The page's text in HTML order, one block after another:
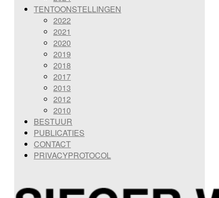
TENTOONSTELLINGEN
2022
2021
2020
2019
2018
2017
2013
2012
2010
BESTUUR
PUBLICATIES
CONTACT
PRIVACYPROTOCOL